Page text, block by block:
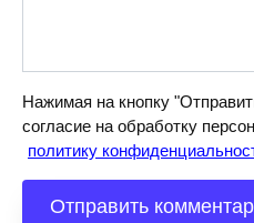
Нажимая на кнопку
согласие на обработку
политику